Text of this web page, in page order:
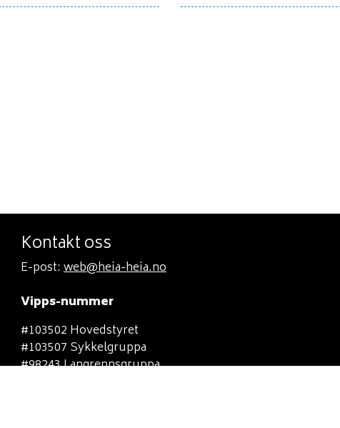
Kontakt oss
E-post: web@heia-heia.no
Vipps-nummer
#103502 Hovedstyret
#103507 Sykkelgruppa
#98243 Langrennsgruppa